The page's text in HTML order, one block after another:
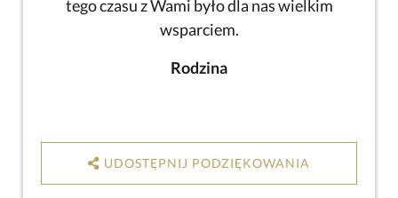
tego czasu z Wami było dla nas wielkim
wsparciem.
Rodzina
UDOSTĘPNIJ PODZIĘKOWANIA